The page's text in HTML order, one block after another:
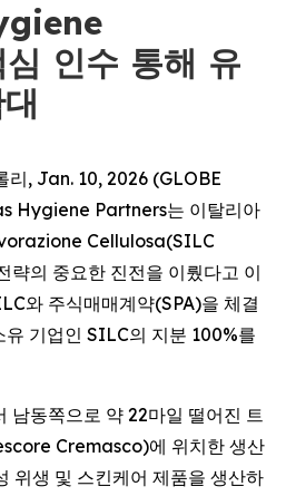
인수 통해 유
리, Jan. 10, 2026 (GLOBE
Hygiene Partners는 이탈리아
Cellulosa(SILC
략의 중요한 진전을 이뤘다고 이
와 주식매매계약(SPA)을 체결
유 기업인 SILC의 지분 100%를
남동쪽으로 약 22마일 떨어진 트
Cremasco)에 위치한 생산
위생 및 스킨케어 제품을 생산하